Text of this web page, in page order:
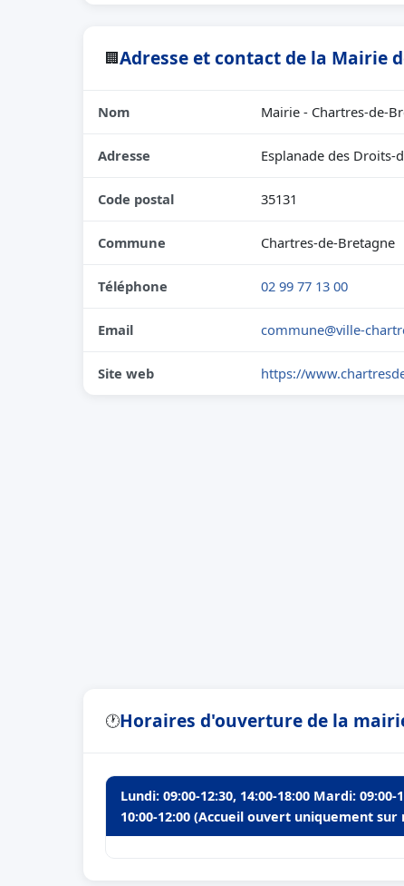
🏢Adresse et contact de la Mairie
Nom Mairie - Chartres-de-
Adresse Esplanade des Droits-
Code postal 35131
Commune Chartres-de-Bretagne
Téléphone 02 99 77 13 00
Email commune@ville-
Site web https://
🕐Horaires d'ouverture de la
Lundi: 09:00-12:30, 14:00-18:00 Mardi:
10:00-12:00 (Accueil ouvert uniquement